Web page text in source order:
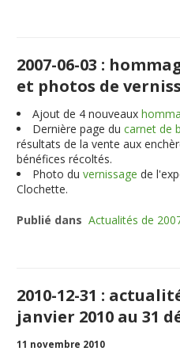
2007-06-03 :
et photos de
Ajout de 4 nouveaux
Dernière page du carnet de
résultats de la vente aux
bénéfices récoltés.
Photo duvernissage de
Clochette.
Publié dans Actualités de
2010-12-31 :
janvier 2010 au 31
11 novembre 2010